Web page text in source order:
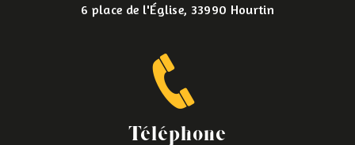
6 place de l'Église, 33990 Hourtin
Téléphone